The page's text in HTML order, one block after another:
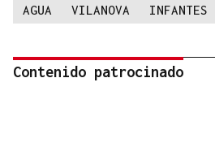
AGUA VILANOVA INFANTES
Contenido patrocinado